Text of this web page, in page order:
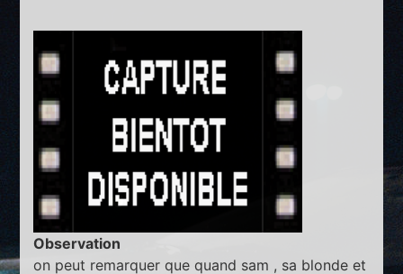
Observation
on peut remarquer que quand sam , sa blonde et